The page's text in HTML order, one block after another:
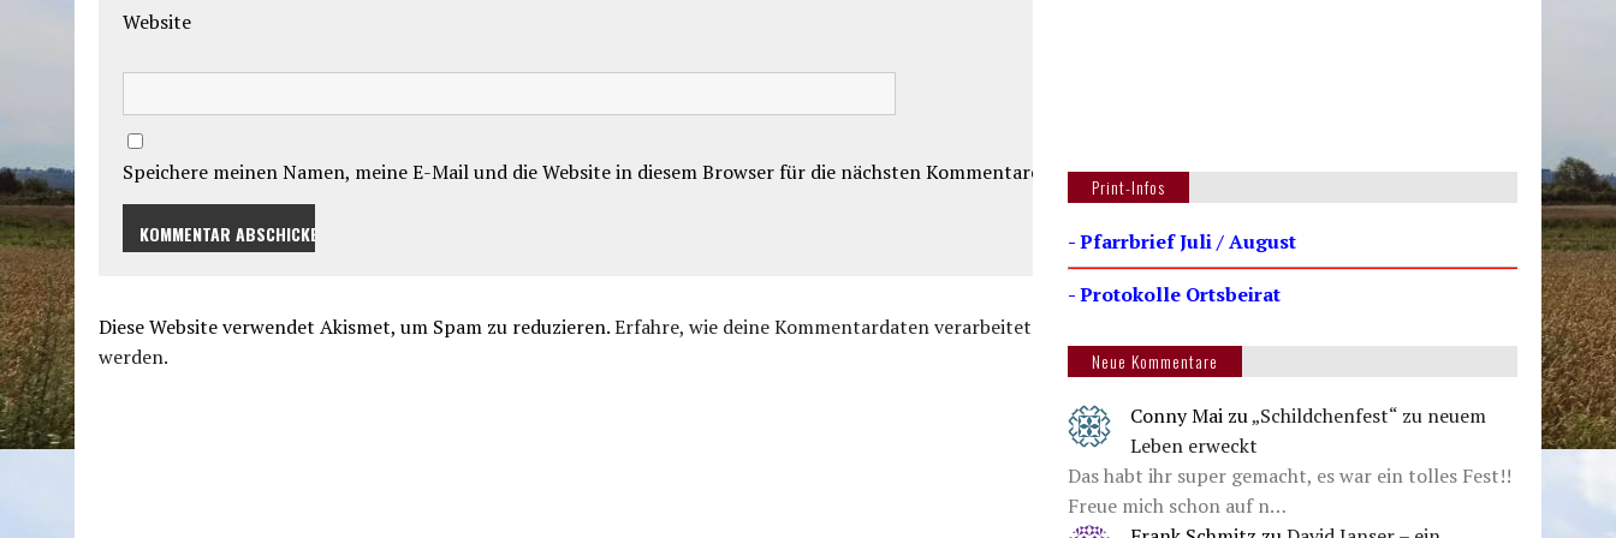
Website
Speichere meinen Namen, meine E-Mail und die Website in diesem Browser für die nächsten Kommentare.
Diese Website verwendet Akismet, um Spam zu reduzieren.Erfahre, wie deine Kommentardaten verarbeitet
werden.
Print-Infos
- Pfarrbrief Juli / August
- Protokolle Ortsbeirat
Neue Kommentare
Conny Mai zu„Schildchenfest“ zu neuem
Leben erweckt
Das habt ihr super gemacht, es war ein tolles Fest!!
Freue mich schon auf n…